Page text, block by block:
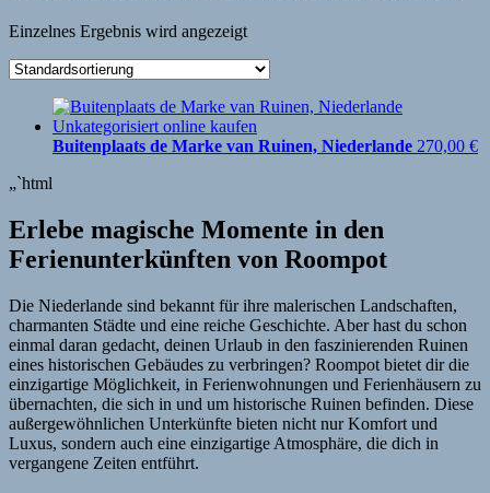
Einzelnes Ergebnis wird angezeigt
Buitenplaats de Marke van Ruinen, Niederlande 270,00 €
„`html
Erlebe magische Momente in den
Ferienunterkünften von Roompot
Die Niederlande sind bekannt für ihre malerischen Landschaften,
charmanten Städte und eine reiche Geschichte. Aber hast du schon
einmal daran gedacht, deinen Urlaub in den faszinierenden Ruinen
eines historischen Gebäudes zu verbringen? Roompot bietet dir die
einzigartige Möglichkeit, in Ferienwohnungen und Ferienhäusern zu
übernachten, die sich in und um historische Ruinen befinden. Diese
außergewöhnlichen Unterkünfte bieten nicht nur Komfort und
Luxus, sondern auch eine einzigartige Atmosphäre, die dich in
vergangene Zeiten entführt.